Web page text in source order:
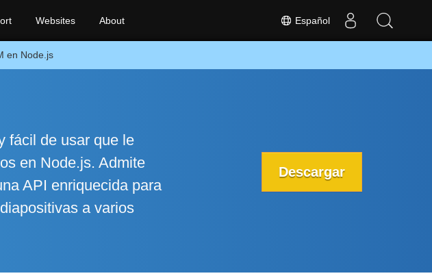
Español
Websites About
en Node.js
fácil de usar que le
en Node.js. Admite
API enriquecida para
a varios
Descargar